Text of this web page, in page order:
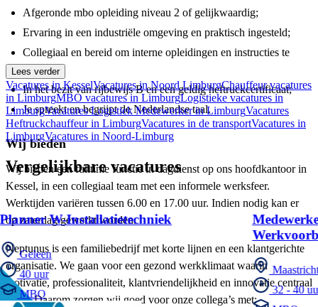
Afgeronde mbo opleiding niveau 2 of gelijkwaardig;
Ervaring in een industriële omgeving en praktisch ingesteld;
Collegiaal en bereid om interne opleidingen en instructies te
volgen;
In het bezit van rijbewijs B en een geldig heftruckcertificaat;
Je spreekt en begrijpt de Nederlandse taal.
Wij bieden
Wij bieden een fulltime functie in dagdienst op ons hoofdkantoor in
Kessel, in een collegiaal team met een informele werksfeer.
Werktijden variëren tussen 6.00 en 17.00 uur. Indien nodig kan er
op zaterdag gewerkt worden.
Neptunus is een familiebedrijf met korte lijnen en een klantgerichte
organisatie. We gaan voor een gezond werkklimaat waarin
motivatie, professionaliteit, klantvriendelijkheid en innovatie centraal
staan. Daarom zorgen wij goed voor onze collega’s met:
Lees verder
Vacatures in KesselVacatures in Noord LimburgChauffeur vacatures
in LimburgMBO vacatures in LimburgLogistieke vacatures in
LimburgVacatures Logistiek Medewerker in LimburgVacatures
Heftruckchauffeur in LimburgVacatures in de transportVacatures in
LimburgVacatures in Noord-Limburg
Vergelijkbare vacatures
Planner W-Installatietechniek
Geleen
40 uur
MBO
32 - 40